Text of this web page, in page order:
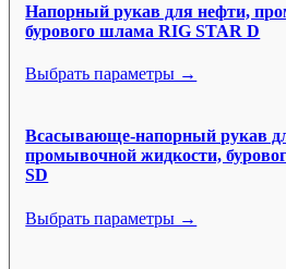
Напорный рукав для нефти,
бурового шлама RIG STAR D
Выбрать параметры →
Всасывающе-напорный рукав
промывочной жидкости,
SD
Выбрать параметры →